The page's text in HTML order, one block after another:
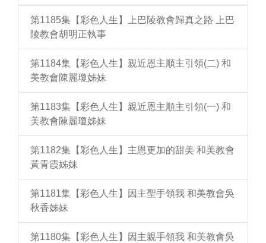
第1185集【彩色人生】上巴陵教會歸真之路 上巴
陵教會胡明正執事
第1184集【彩色人生】親近恩主順主引領(二) 和
美教會陳麗瓊姊妹
第1183集【彩色人生】親近恩主順主引領(一) 和
美教會陳麗瓊姊妹
第1182集【彩色人生】主恩更加的甜美 和美教會
黃青霞姊妹
第1181集【彩色人生】因主聖手領我 和美教會吳
秋香姊妹
第1180集【彩色人生】因主親手領我 和美教會吳